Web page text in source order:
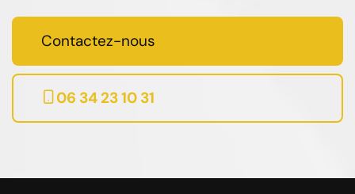
Contactez-nous
06 34 23 10 31